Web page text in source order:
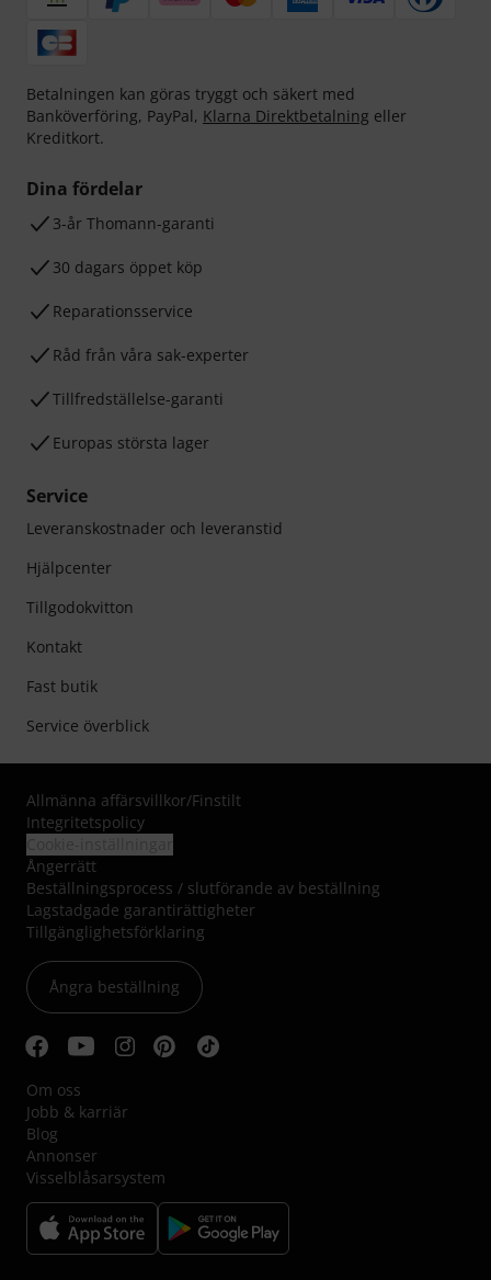
Betalningen kan göras tryggt och säkert med
Banköverföring, PayPal, Klarna Direktbetalning eller
Kreditkort.
Dina fördelar
3-år Thomann-garanti
30 dagars öppet köp
Reparationsservice
Råd från våra sak-experter
Tillfredställelse-garanti
Europas största lager
Service
Leveranskostnader och leveranstid
Hjälpcenter
Tillgodokvitton
Kontakt
Fast butik
Service överblick
Allmänna affärsvillkor/Finstilt
Integritetspolicy
Ångerrätt
Beställningsprocess / slutförande av beställning
Lagstadgade garantirättigheter
Tillgänglighetsförklaring
Ångra beställning
Om oss
Jobb & karriär
Blog
Annonser
Visselblåsarsystem